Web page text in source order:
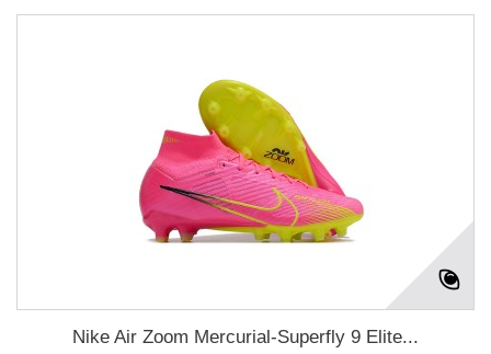
Nike Air Zoom Mercurial-Superfly 9 Elite...